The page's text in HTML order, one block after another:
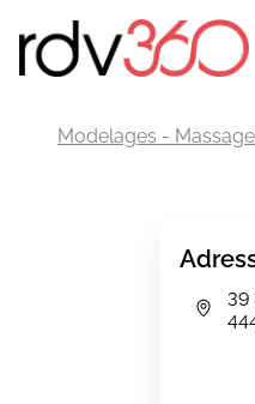
Modelages -
39